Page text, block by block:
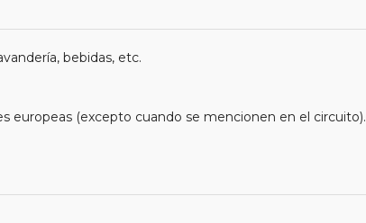
bebidas, etc.
europeas (excepto cuando se mencionen en el circuito).